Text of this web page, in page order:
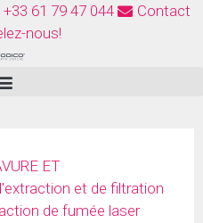
+33 61 79 47 044
Contact
nous!
ET
et de filtration
de fumée laser